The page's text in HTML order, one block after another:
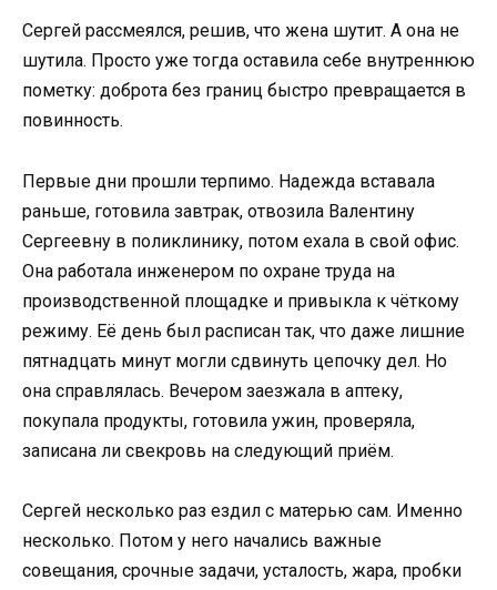
Сергей рассмеялся, решив, что жена шутит. А она не
шутила. Просто уже тогда оставила себе внутреннюю
пометку: доброта без границ быстро превращается в
повинность.
Первые дни прошли терпимо. Надежда вставала
раньше, готовила завтрак, отвозила Валентину
Сергеевну в поликлинику, потом ехала в свой офис.
Она работала инженером по охране труда на
производственной площадке и привыкла к чёткому
режиму. Её день был расписан так, что даже лишние
пятнадцать минут могли сдвинуть цепочку дел. Но
она справлялась. Вечером заезжала в аптеку,
покупала продукты, готовила ужин, проверяла,
записана ли свекровь на следующий приём.
Сергей несколько раз ездил с матерью сам. Именно
несколько. Потом у него начались важные
совещания, срочные задачи, усталость, жара, пробки